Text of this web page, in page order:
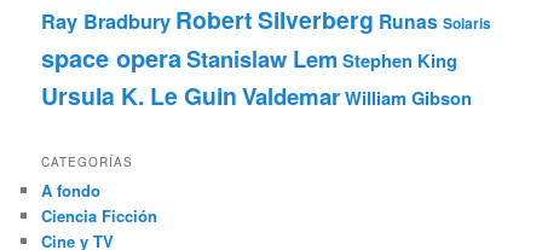
Ray Bradbury Robert Silverberg Runas Solaris
space operaStanislaw Lem Stephen King
Ursula K. Le GuinValdemarWilliam Gibson
CATEGORÍAS
A fondo
Ciencia Ficción
Cine y TV